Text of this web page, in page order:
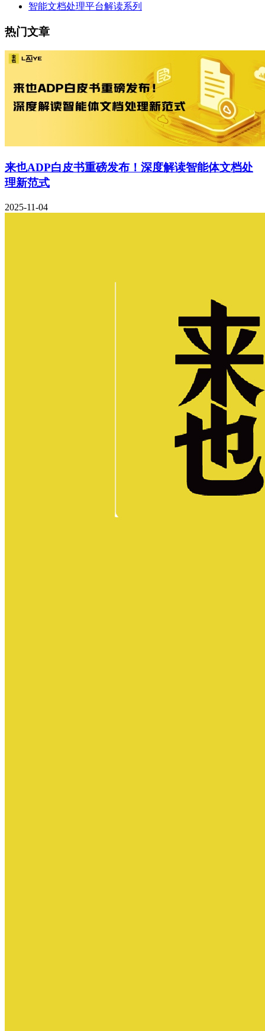
智能文档处理平台解读系列
热门文章
来也ADP白皮书重磅发布！深度解读智能体文档处
理新范式
2025-11-04